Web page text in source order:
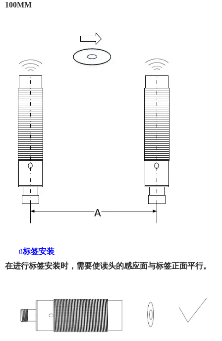
100MM
ü标签安装
在进行标签安装时，需要使读头的感应面与标签正面平行。